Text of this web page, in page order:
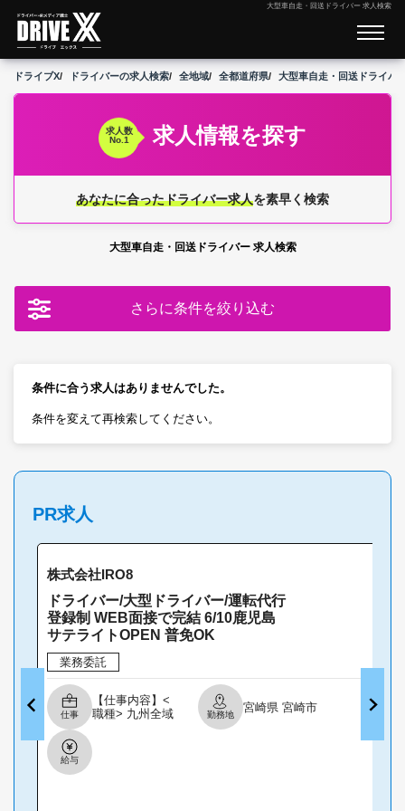
大型車自走・回送ドライバー 求人検索
ドライブX ドライバーの求人検索 全地域 全都道府県 大型車自走・回送ドライバ
求人数
No.1
求人情報を探す
あなたに合ったドライバー求人を素早く検索
大型車自走・回送ドライバー 求人検索
さらに条件を絞り込む
条件に合う求人はありませんでした。
条件を変えて再検索してください。
PR求人
株式会社IRO8
ドライバー/大型ドライバー/運転代行
登録制 WEB面接で完結 6/10鹿児島
サテライトOPEN 普免OK
業務委託
仕事
【仕事内容】<
職種> 九州全域
勤務地
宮崎県 宮崎市
給与